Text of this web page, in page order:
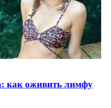
как оживить лимфу